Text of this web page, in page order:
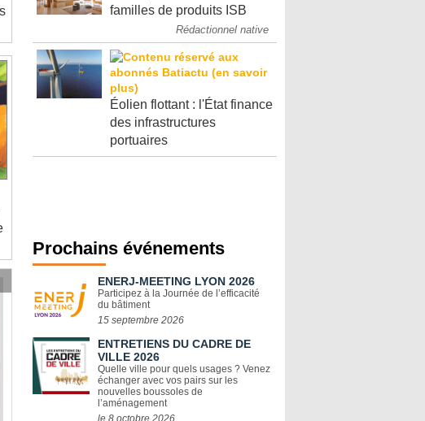
familles de produits ISB
Rédactionnel native
Éolien flottant : l'État finance
des infrastructures
portuaires
Prochains événements
ENERJ-MEETING LYON 2026
Participez à la Journée de l’efficacité
du bâtiment
15 septembre 2026
ENTRETIENS DU CADRE DE
VILLE 2026
Quelle ville pour quels usages ? Venez
échanger avec vos pairs sur les
nouvelles boussoles de
l’aménagement
le 8 octobre 2026